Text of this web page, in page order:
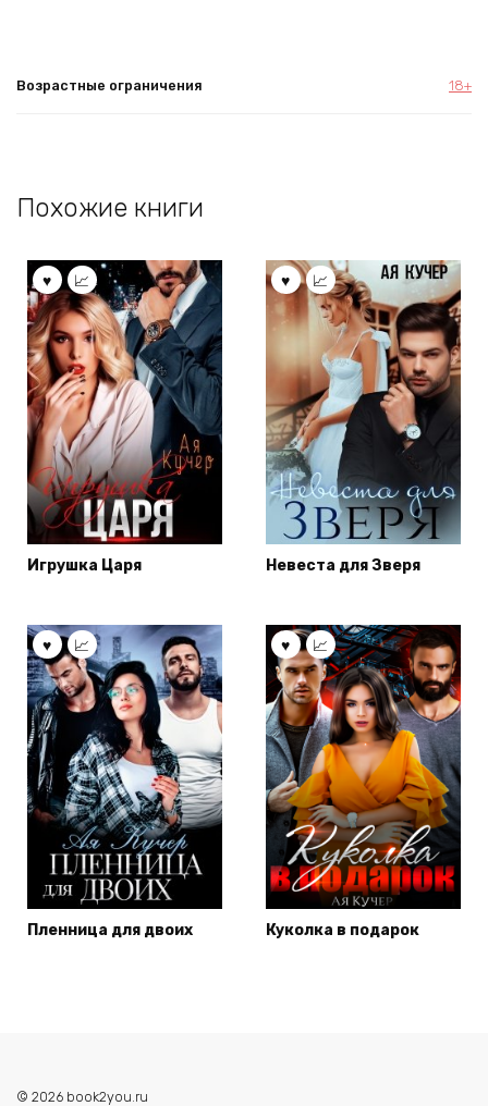
Возрастные ограничения 18+
Похожие книги
Игрушка Царя Невеста для Зверя
Пленница для двоих Куколка в подарок
© 2026 book2you.ru